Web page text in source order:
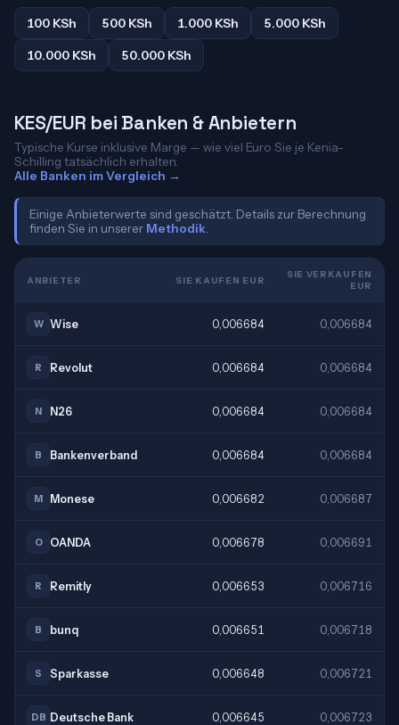
100 KSh 500 KSh 1.000 KSh
5.000 KSh
10.000 KSh
50.000 KSh
KES/EUR bei Banken & Anbietern
Typische Kurse inklusive Marge — wie viel Euro Sie je Kenia-
Schilling tatsächlich erhalten.
Alle Banken im Vergleich →
Einige Anbieterwerte sind geschätzt. Details zur Berechnung
finden Sie in unserer Methodik
ANBIETER SIE KAUFEN EUR
SIE VERKAUFEN
EUR
W Wise 0,006684 0,006684
R Revolut 0,006684 0,006684
N N26 0,006684 0,006684
B Bankenverband 0,006684 0,006684
M Monese 0,006682 0,006687
O OANDA 0,006678 0,006691
R Remitly 0,006653 0,006716
B bunq 0,006651 0,006718
S Sparkasse 0,006648 0,006721
DB Deutsche Bank 0,006645 0,006723